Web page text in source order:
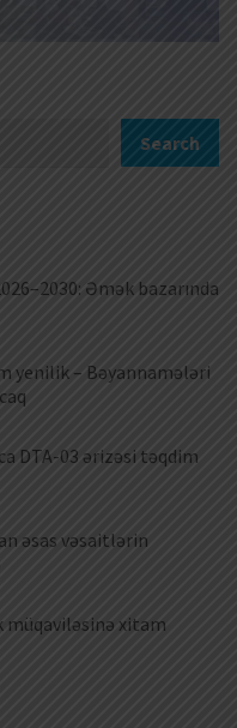
Search
Əmək bazarında
yenilik – Bəyannamələri
DTA-03 ərizəsi təqdim
əsas vəsaitlərin
xitam